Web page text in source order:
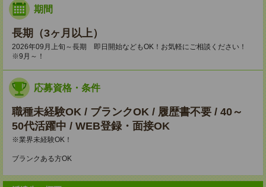
期間
長期（3ヶ月以上）
2026年09月上旬～長期 即日開始などもOK！お気軽にご相談ください！
※9月～！
応募資格・条件
職種未経験OK / ブランクOK / 履歴書不要 / 40～
50代活躍中 / WEB登録・面接OK
※業界未経験OK！
ブランクある方OK